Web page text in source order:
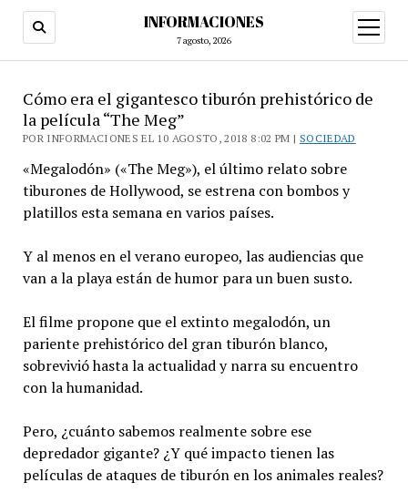
INFORMACIONES
7 agosto, 2026
abrir
menú
Cómo era el gigantesco tiburón prehistórico de
la película “The Meg”
POR INFORMACIONES EL 10 AGOSTO, 2018 8:02 PM | SOCIEDAD
«Megalodón» («The Meg»), el último relato sobre
tiburones de Hollywood, se estrena con bombos y
platillos esta semana en varios países.
Y al menos en el verano europeo, las audiencias que
van a la playa están de humor para un buen susto.
El filme propone que el extinto megalodón, un
pariente prehistórico del gran tiburón blanco,
sobrevivió hasta la actualidad y narra su encuentro
con la humanidad.
Pero, ¿cuánto sabemos realmente sobre ese
depredador gigante? ¿Y qué impacto tienen las
películas de ataques de tiburón en los animales reales?